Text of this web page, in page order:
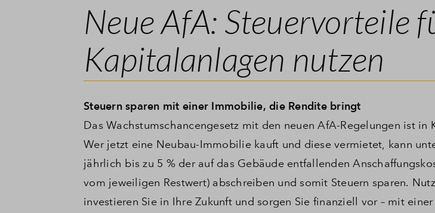
Neue AfA: Steuervorteile
Kapitalanlagen nutzen
Steuern sparen mit einer Immobilie, die Rendite bringt
Das Wachstumschancengesetz mit den neuen AfA-Regelungen ist in
Wer jetzt eine Neubau-Immobilie kauft und diese vermietet, kann
jährlich bis zu 5 % der auf das Gebäude entfallenden
vom jeweiligen Restwert) abschreiben und somit Steuern sparen.
investieren Sie in Ihre Zukunft und sorgen Sie finanziell vor – mit